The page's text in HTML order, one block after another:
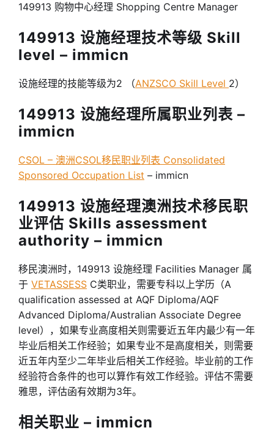
149913 购物中心经理 Shopping Centre Manager
149913 设施经理技术等级 Skill
level – immicn
设施经理的技能等级为2 （ANZSCO Skill Level 2）
149913 设施经理所属职业列表 –
immicn
CSOL – 澳洲CSOL移民职业列表 Consolidated
Sponsored Occupation List – immicn
149913 设施经理澳洲技术移民职
业评估 Skills assessment
authority – immicn
移民澳洲时，149913 设施经理 Facilities Manager 属
于 VETASSESS C类职业，需要专科以上学历（A
qualification assessed at AQF Diploma/AQF
Advanced Diploma/Australian Associate Degree
level），如果专业高度相关则需要近五年内最少有一年
毕业后相关工作经验；如果专业不是高度相关，则需要
近五年内至少二年毕业后相关工作经验。毕业前的工作
经验符合条件的也可以算作有效工作经验。评估不需要
雅思，评估函有效期为3年。
相关职业 – immicn